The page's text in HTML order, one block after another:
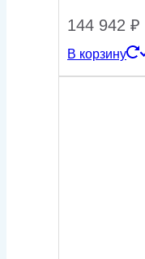
144 942 ₽
В корзину